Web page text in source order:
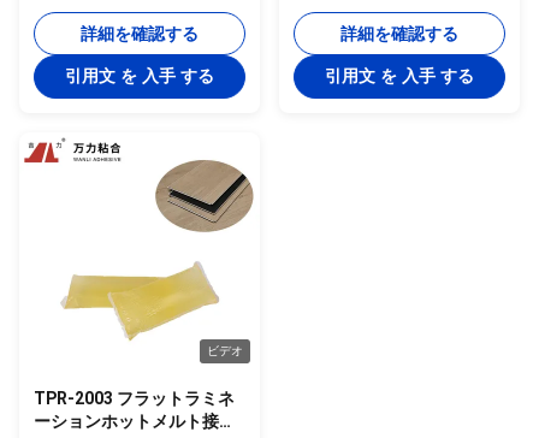
PUR-1932に白い熱い溶解
の接着剤詳細を確認する
引用文 を 入手 する
の接着剤、黄色がかったポ
リウレタン熱い溶解の接着
剤PUR-1932
詳細を確認する
引用文 を 入手 する
ビデオ
TPR-2003 フラットラミネ
ーションホットメルト接着